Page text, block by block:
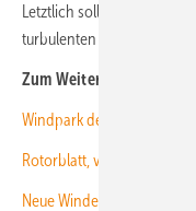
Letztlich soll ein
turbulenten Strömung
Zum Weiterlesen:
Windpark der Zukunft
Rotorblatt, verwertbar
Neue Windenergie-